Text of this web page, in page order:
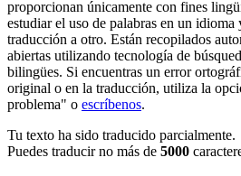
proporcionan únicamente con fines
estudiar el uso de palabras en un idioma
traducción a otro. Están recopilados
abiertas utilizando tecnología de
bilingües. Si encuentras un error
original o en la traducción, utiliza la
problema" o escríbenos.
Tu texto ha sido traducido parcialmente.
Puedes traducir no más de 5000